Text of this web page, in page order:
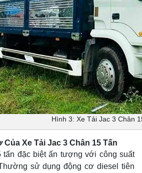
Hình 3: Xe Tải Jac 3 Chân
Xe Tải Jac 3 Chân 15 Tấn
tấn đặc biệt ấn tượng với công suất
sử dụng động cơ diesel tiên